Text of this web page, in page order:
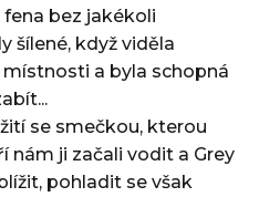
bez jakékoli
šílené, když viděla
a byla schopná
se smečkou, kterou
ji začali vodit a Grey
pohladit se však